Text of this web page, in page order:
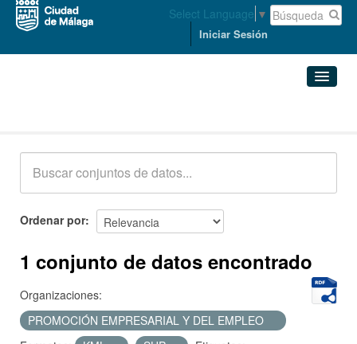
Select Language ▼
Iniciar Sesión
Acerca de
Ordenar por
1 conjunto de datos encontrado
Organizaciones:
PROMOCIÓN EMPRESARIAL Y DEL EMPLEO